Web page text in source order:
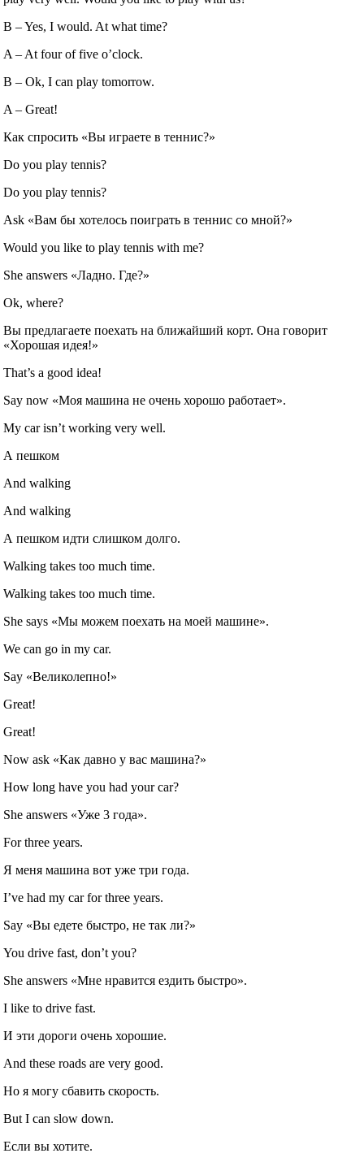
B – Yes, I would. At what time?
A – At four of five o’clock.
B – Ok, I can play tomorrow.
A – Great!
Как спросить «Вы играете в теннис?»
Do you play tennis?
Do you play tennis?
Ask «Вам бы хотелось поиграть в теннис со мной?»
Would you like to play tennis with me?
She answers «Ладно. Где?»
Ok, where?
Вы предлагаете поехать на ближайший корт. Она говорит
«Хорошая идея!»
That’s a good idea!
Say now «Моя машина не очень хорошо работает».
My car isn’t working very well.
А пешком
And walking
And walking
А пешком идти слишком долго.
Walking takes too much time.
Walking takes too much time.
She says «Мы можем поехать на моей машине».
We can go in my car.
Say «Великолепно!»
Great!
Great!
Now ask «Как давно у вас машина?»
How long have you had your car?
She answers «Уже 3 года».
For three years.
Я меня машина вот уже три года.
I’ve had my car for three years.
Say «Вы едете быстро, не так ли?»
You drive fast, don’t you?
She answers «Мне нравится ездить быстро».
I like to drive fast.
И эти дороги очень хорошие.
And these roads are very good.
Но я могу сбавить скорость.
But I can slow down.
Если вы хотите.